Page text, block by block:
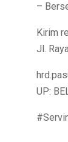
–
Kirim
Jl.
UP: